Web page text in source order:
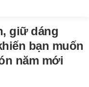
giữ dáng
bạn muốn
năm mới